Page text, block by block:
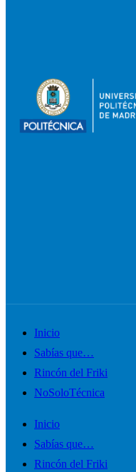
Alternar
menú
móvil
Inicio
Sabías que…
Rincón del Friki
NoSoloTécnica
Inicio
Sabías que…
Rincón del Friki